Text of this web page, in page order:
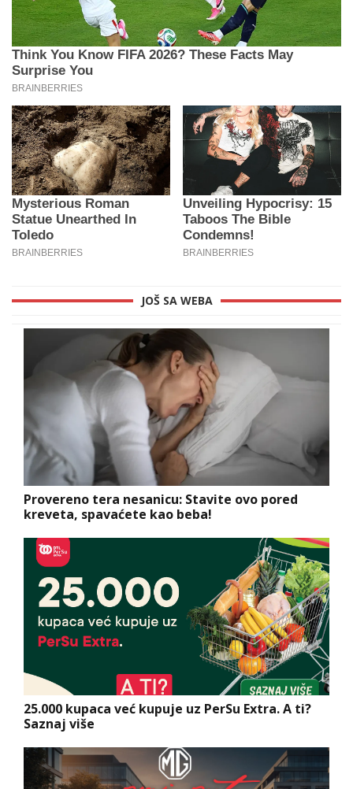
JOŠ SA WEBA
Provereno tera nesanicu: Stavite ovo pored
kreveta, spavaćete kao beba!
25.000 kupaca već kupuje uz PerSu Extra. A ti?
Saznaj više